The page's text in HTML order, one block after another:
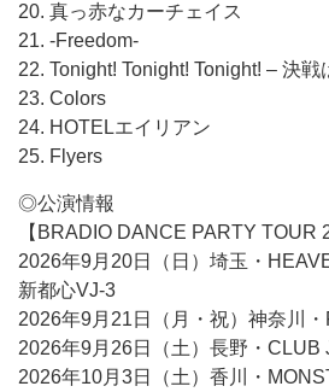
20. 真っ赤なカーチェイス
21. -Freedom-
22. Tonight! Tonight! Tonight! – 決戦
23. Colors
24. HOTELエイリアン
25. Flyers
◎公演情報
【BRADIO DANCE PARTY TOUR
2026年9月20日（日）埼玉・
新都心VJ-3
2026年9月21日（月・祝）神奈川
2026年9月26日（土）長野・CLUB
2026年10月3日（土）香川・